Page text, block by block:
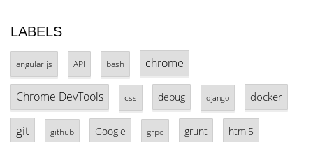
LABELS
angular.js API bash chrome
Chrome DevTools css debug django docker
git github Google grpc grunt html5